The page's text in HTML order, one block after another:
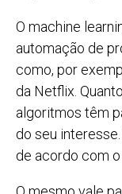
O machine
automação de
como, por
da Netflix.
algoritmos têm
do seu
de acordo com o